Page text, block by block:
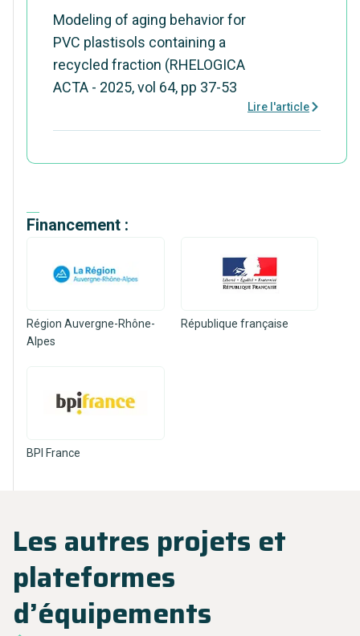
Modeling of aging behavior for
PVC plastisols containing a
recycled fraction (RHELOGICA
ACTA - 2025, vol 64, pp 37-53
Lire l'article
Financement :
Région Auvergne-Rhône-
Alpes
République française
BPI France
Les autres projets et
plateformes
d’équipements